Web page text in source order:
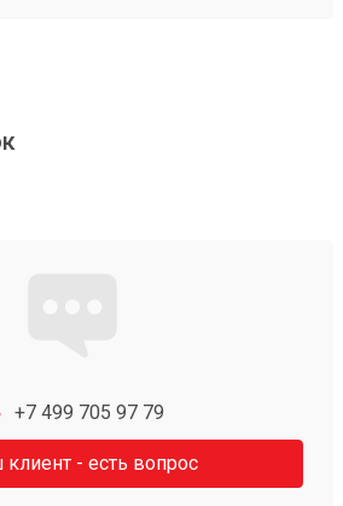
+7 499 705 97 79
- есть вопрос